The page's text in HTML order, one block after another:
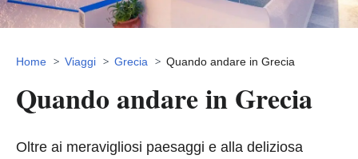
Home Viaggi Grecia Quando andare in Grecia
Quando andare in Grecia
Oltre ai meravigliosi paesaggi e alla deliziosa